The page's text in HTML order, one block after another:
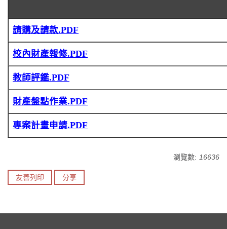
請購及請款.PDF
校內財產報修.PDF
教師評鑑.PDF
財產盤點作業.PDF
專案計畫申請.PDF
瀏覽數: 16636
友善列印 分享